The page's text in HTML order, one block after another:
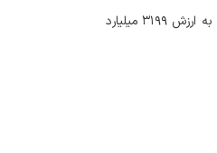
در ادامه روند رسیدگی و جبران خسارت خودروهای آسیب‌دیده جنگ رمضان، در مرحله بیست‌ویکم پرداخت‌ها، خسارت ۱۸۷۰ پرونده به ارزش ۳۱۹۹ میلیارد